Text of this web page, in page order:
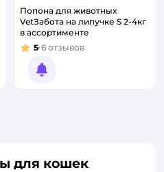
Попона для животных
VetЗабота на липучке S 2-4кг
в ассортименте
Рейтинг:
5 6 отзывов
Уведомить о появлении
для кошек